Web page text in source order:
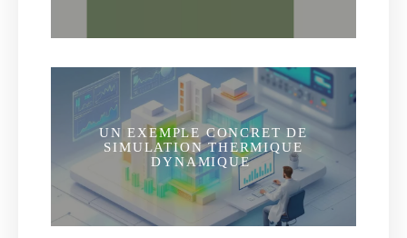
UN EXEMPLE CONCRET DE
SIMULATION THERMIQUE
DYNAMIQUE